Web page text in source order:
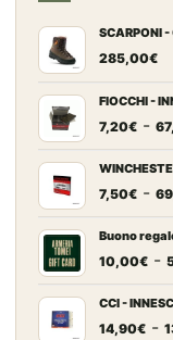
SCARPONI -
285,00€
FIOCCHI -
7,20€ -
7,50€ -
Buono
10,00€ -
CCI -
14,90€ -